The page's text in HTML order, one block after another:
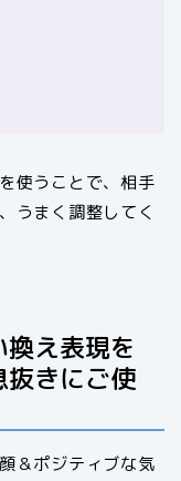
使うことで、相手
うまく調整してく
え表現を
抜きにご使
＆ポジティブな気